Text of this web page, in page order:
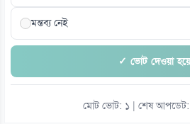
মন্তব্য নেই
✓ ভোট দেওয়া
মোট ভোট: ১ | শেষ